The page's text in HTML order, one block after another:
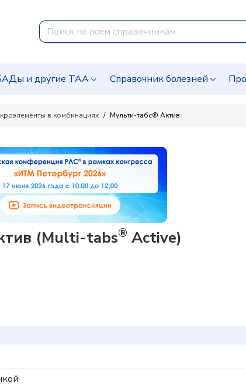
и другие ТАА Справочник болезней
в комбинациях Мульти-табс® Актив
(Multi-tabs® Active)